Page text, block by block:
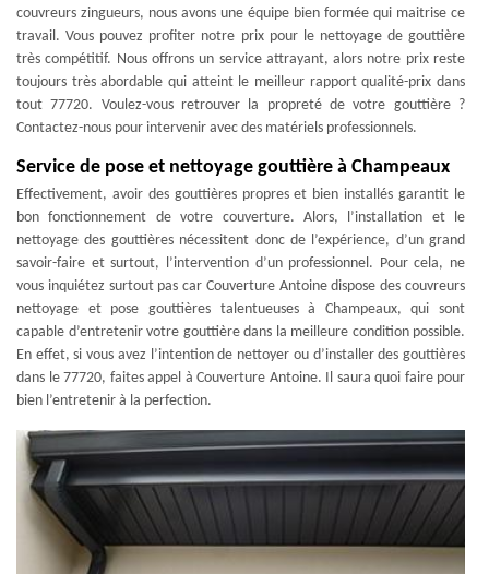
couvreurs zingueurs, nous avons une équipe bien formée qui maitrise ce
travail. Vous pouvez profiter notre prix pour le nettoyage de gouttière
très compétitif. Nous offrons un service attrayant, alors notre prix reste
toujours très abordable qui atteint le meilleur rapport qualité-prix dans
tout 77720. Voulez-vous retrouver la propreté de votre gouttière ?
Contactez-nous pour intervenir avec des matériels professionnels.
Service de pose et nettoyage gouttière à Champeaux
Effectivement, avoir des gouttières propres et bien installés garantit le
bon fonctionnement de votre couverture. Alors, l’installation et le
nettoyage des gouttières nécessitent donc de l’expérience, d’un grand
savoir-faire et surtout, l’intervention d’un professionnel. Pour cela, ne
vous inquiétez surtout pas car Couverture Antoine dispose des couvreurs
nettoyage et pose gouttières talentueuses à Champeaux, qui sont
capable d’entretenir votre gouttière dans la meilleure condition possible.
En effet, si vous avez l’intention de nettoyer ou d’installer des gouttières
dans le 77720, faites appel à Couverture Antoine. Il saura quoi faire pour
bien l’entretenir à la perfection.